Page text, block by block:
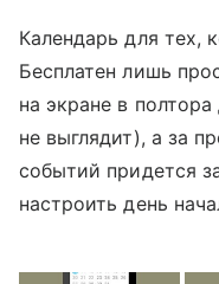
Календарь для тех,
Бесплатен лишь
на экране в
не выглядит), а за
событий придется
настроить день